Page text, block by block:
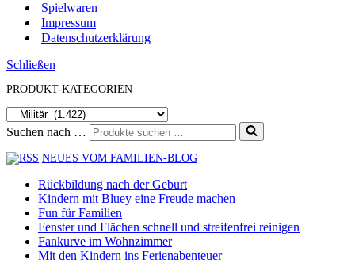
Spielwaren
Impressum
Datenschutzerklärung
Schließen
PRODUKT-KATEGORIEN
Suchen nach …
NEUES VOM FAMILIEN-BLOG
Rückbildung nach der Geburt
Kindern mit Bluey eine Freude machen
Fun für Familien
Fenster und Flächen schnell und streifenfrei reinigen
Fankurve im Wohnzimmer
Mit den Kindern ins Ferienabenteuer